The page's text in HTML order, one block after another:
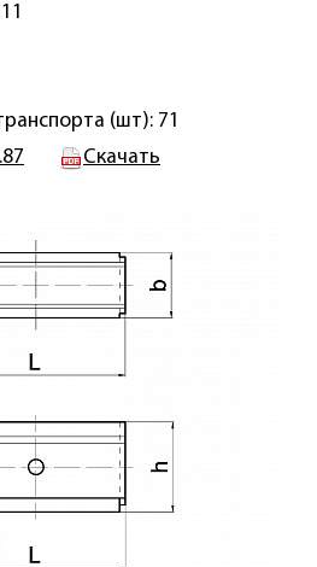
(шт): 71
Скачать